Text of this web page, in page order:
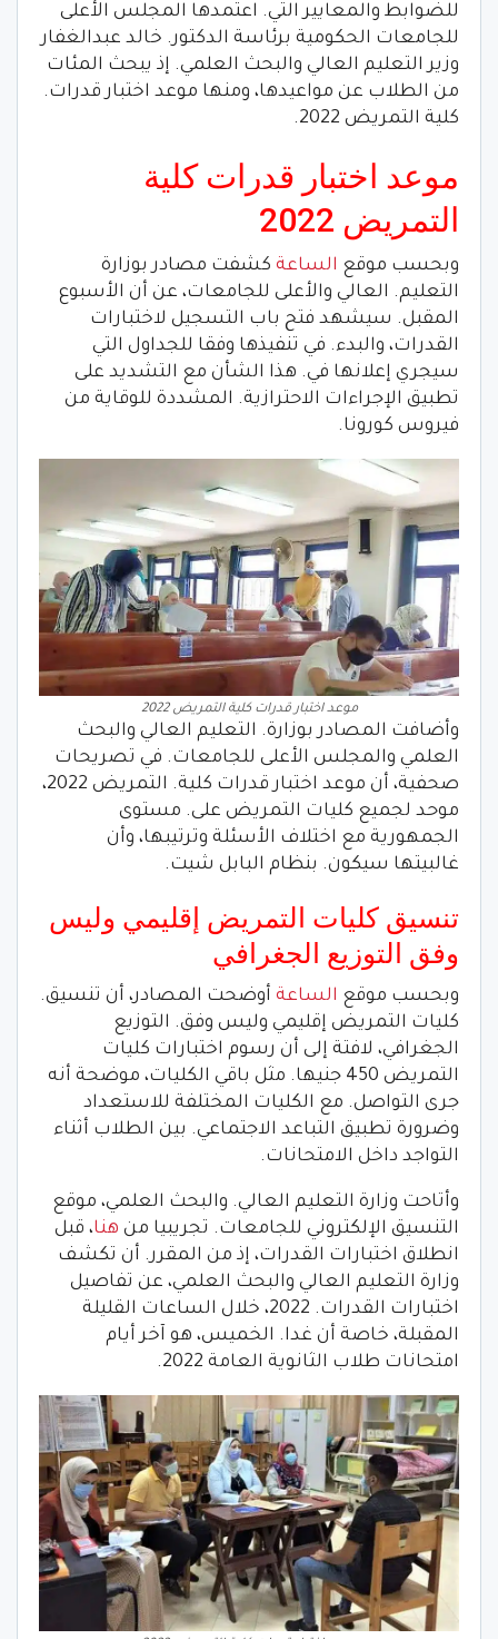
للضوابط والمعايير التي. اعتمدها المجلس الأعلى
للجامعات الحكومية برئاسة الدكتور. خالد عبدالغفار
وزير التعليم العالي والبحث العلمي. إذ يبحث المئات
من الطلاب عن مواعيدها، ومنها موعد اختبار قدرات.
كلية التمريض 2022.
موعد اختبار قدرات كلية
التمريض 2022
وبحسب موقع الساعة كشفت مصادر بوزارة
التعليم. العالي والأعلى للجامعات، عن أن الأسبوع
المقبل. سيشهد فتح باب التسجيل لاختبارات
القدرات، والبدء. في تنفيذها وفقا للجداول التي
سيجري إعلانها في. هذا الشأن مع التشديد على
تطبيق الإجراءات الاحترازية. المشددة للوقاية من
فيروس كورونا.
موعد اختبار قدرات كلية التمريض 2022
وأضافت المصادر بوزارة. التعليم العالي والبحث
العلمي والمجلس الأعلى للجامعات. في تصريحات
صحفية، أن موعد اختبار قدرات كلية. التمريض 2022،
موحد لجميع كليات التمريض على. مستوى
الجمهورية مع اختلاف الأسئلة وترتيبها، وأن
غالبيتها سيكون. بنظام البابل شيت.
تنسيق كليات التمريض إقليمي وليس
وفق التوزيع الجغرافي
وبحسب موقع الساعة أوضحت المصادر، أن تنسيق.
كليات التمريض إقليمي وليس وفق. التوزيع
الجغرافي، لافتة إلى أن رسوم اختبارات كليات
التمريض 450 جنيها. مثل باقي الكليات، موضحة أنه
جرى التواصل. مع الكليات المختلفة للاستعداد
وضرورة تطبيق التباعد الاجتماعي. بين الطلاب أثناء
التواجد داخل الامتحانات.
وأتاحت وزارة التعليم العالي. والبحث العلمي، موقع
التنسيق الإلكتروني للجامعات. تجريبيا من هنا، قبل
انطلاق اختبارات القدرات، إذ من المقرر. أن تكشف
وزارة التعليم العالي والبحث العلمي، عن تفاصيل
اختبارات القدرات. 2022، خلال الساعات القليلة
المقبلة، خاصة أن غدا. الخميس، هو آخر أيام
امتحانات طلاب الثانوية العامة 2022.